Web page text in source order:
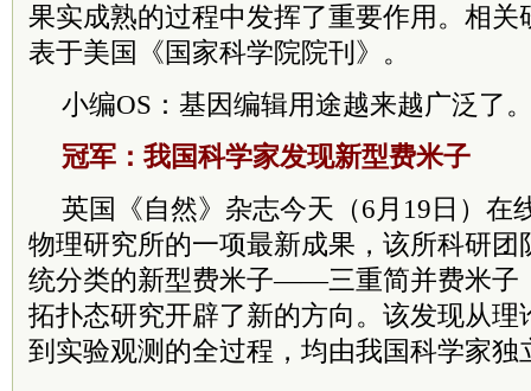
果实成熟的过程中发挥了重要作用。相关
表于美国《国家科学院院刊》。
小编OS：基因编辑用途越来越广泛了
冠军：我国科学家发现新型费米子
英国《自然》杂志今天（6月19日）在
物理研究所的一项最新成果，该所科研团
统分类的新型费米子——三重简并费米子
拓扑态研究开辟了新的方向。该发现从理
到实验观测的全过程，均由我国科学家独